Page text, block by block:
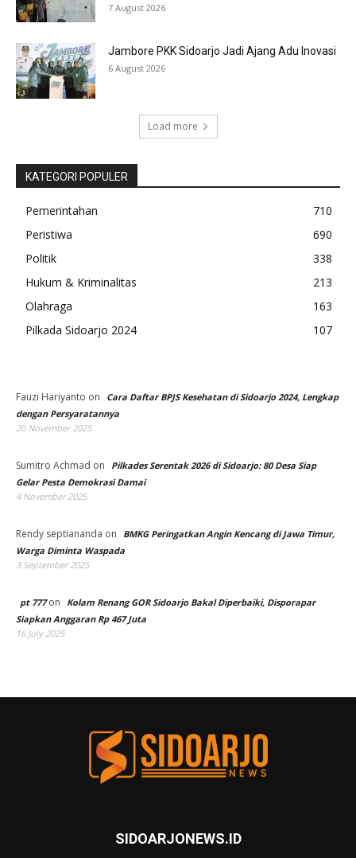
7 August 2026
Jambore PKK Sidoarjo Jadi Ajang Adu Inovasi
6 August 2026
Load more
KATEGORI POPULER
Pemerintahan
710
Peristiwa
690
Politik
338
Hukum & Kriminalitas
213
Olahraga
163
Pilkada Sidoarjo 2024
107
Fauzi Hariyanto on
Cara Daftar BPJS Kesehatan di Sidoarjo 2024, Lengkap
dengan Persyaratannya
20 November 2025
Sumitro Achmad on
Pilkades Serentak 2026 di Sidoarjo: 80 Desa Siap
Gelar Pesta Demokrasi Damai
4 November 2025
Rendy septiananda on
BMKG Peringatkan Angin Kencang di Jawa Timur,
Warga Diminta Waspada
3 September 2025
pt 777on
Kolam Renang GOR Sidoarjo Bakal Diperbaiki, Disporapar
Siapkan Anggaran Rp 467 Juta
16 July 2025
SIDOARJONEWS.ID